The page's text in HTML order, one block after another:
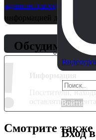
Войти
Вход
администратору
. Также
информацией для
Обсудим?
!
Информация
Посетители,
оставлять
Смотрите также